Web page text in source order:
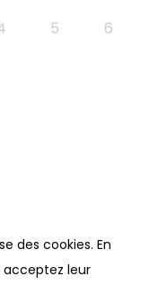
5 6
des cookies. En
acceptez leur